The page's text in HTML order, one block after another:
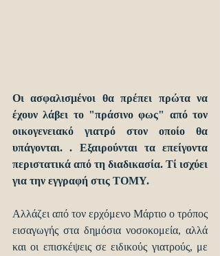
Οι ασφαλισμένοι θα πρέπει πρώτα να
έχουν λάβει το "πράσινο φως" από τον
οικογενειακό γιατρό στον οποίο θα
υπάγονται. . Εξαιρούνται τα επείγοντα
περιστατικά από τη διαδικασία. Τί ισχύει
για την εγγραφή στις ΤΟΜΥ.
Αλλάζει από τον ερχόμενο Μάρτιο ο τρόπος
εισαγωγής στα δημόσια νοσοκομεία, αλλά
και οι επισκέψεις σε ειδικούς γιατρούς, με